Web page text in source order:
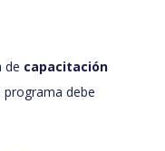
de capacitación
debe